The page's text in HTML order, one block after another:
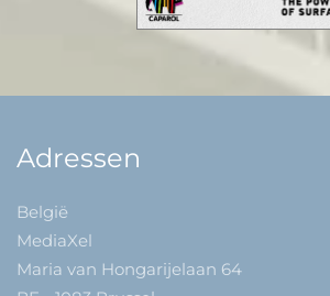
Adressen
België
MediaXel
Maria van Hongarijelaan 64